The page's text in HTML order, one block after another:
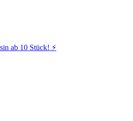
ab 10 Stück! ⚡️